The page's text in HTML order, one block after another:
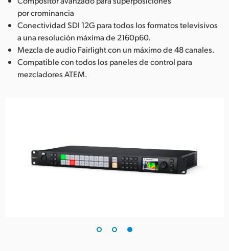
por crominancia
Conectividad SDI 12G para todos los formatos televisivos
a una resolución máxima de 2160p60.
Mezcla de audio Fairlight con un máximo de 48 canales.
Compatible con todos los paneles de control para
mezcladores ATEM.